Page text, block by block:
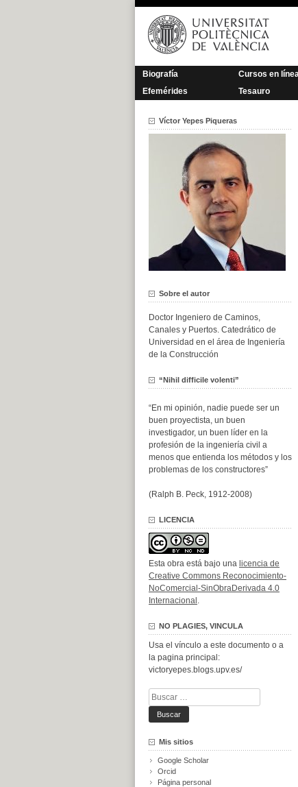
Saltar
contenido
Biografía Cursos en
Efemérides
Tesauro
Víctor Yepes Piqueras
Sobre el autor
Doctor Ingeniero de Caminos,
Canales y Puertos. Catedrático de
Universidad en el área de Ingeniería
de la Construcción
“Nihil difficile volenti”
“En mi opinión, nadie puede ser un
buen proyectista, un buen
investigador, un buen líder en la
profesión de la ingeniería civil a
menos que entienda los métodos y los
problemas de los constructores”
(Ralph B. Peck, 1912-2008)
LICENCIA
Esta obra está bajo una licencia de
Creative Commons Reconocimiento-
NoComercial-SinObraDerivada 4.0
Internacional .
NO PLAGIES, VINCULA
Usa el vínculo a este documento o a
la pagina principal:
victoryepes.blogs.upv.es/
Buscar:
Mis sitios
Google Scholar
Orcid
Página personal